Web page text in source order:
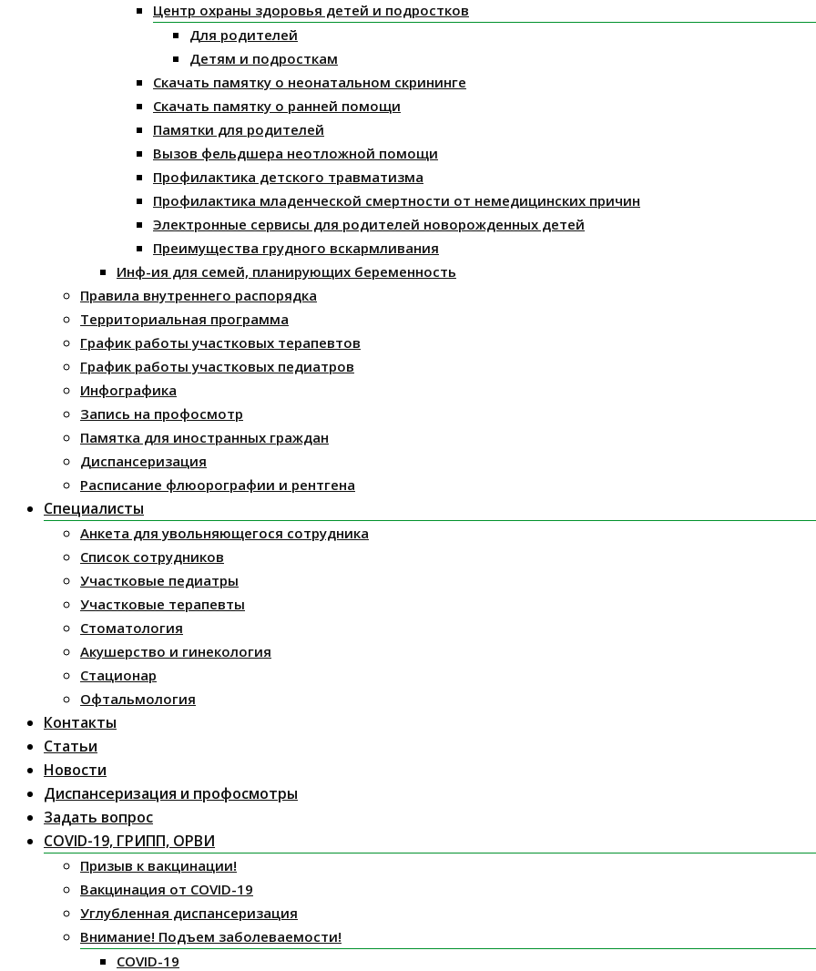
Центр охраны здоровья детей и подростков
Для родителей
Детям и подросткам
Скачать памятку о неонатальном скрининге
Скачать памятку о ранней помощи
Памятки для родителей
Вызов фельдшера неотложной помощи
Профилактика детского травматизма
Профилактика младенческой смертности от немедицинских причин
Электронные сервисы для родителей новорожденных детей
Преимущества грудного вскармливания
Инф-ия для семей, планирующих беременность
Правила внутреннего распорядка
Территориальная программа
График работы участковых терапевтов
График работы участковых педиатров
Инфографика
Запись на профосмотр
Памятка для иностранных граждан
Диспансеризация
Расписание флюорографии и рентгена
Специалисты
Анкета для увольняющегося сотрудника
Список сотрудников
Участковые педиатры
Участковые терапевты
Стоматология
Акушерство и гинекология
Стационар
Офтальмология
Контакты
Статьи
Новости
Диспансеризация и профосмотры
Задать вопрос
COVID-19, ГРИПП, ОРВИ
Призыв к вакцинации!
Вакцинация от COVID-19
Углубленная диспансеризация
Внимание! Подъем заболеваемости!
COVID-19